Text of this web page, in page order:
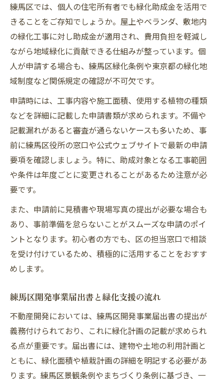
練馬区では、個人の住宅所有者でも緑化助成金を活用で
きることをご存知でしょうか。屋上やベランダ、敷地内
の緑化工事に対し助成金が適用され、費用負担を軽減し
ながら地域緑化に貢献できる仕組みが整っています。個
人が申請する場合も、練馬区緑化条例や東京都の緑化地
域制度など関係規定の確認が不可欠です。
申請時には、工事内容や施工面積、使用する植物の種類
などを詳細に記載した申請書類が求められます。不備や
記載漏れがあると審査が通らないケースも多いため、事
前に練馬区役所の窓口や公式ウェブサイトで最新の申請
要項を確認しましょう。特に、助成対象となる工事範囲
や条件は年度ごとに変更されることがあるため注意が必
要です。
また、申請前に見積書や現場写真の提出が必要な場合も
あり、事前準備を怠らないことがスムーズな申請のポイ
ントとなります。初心者の方でも、区の担当窓口で相談
を受け付けているため、積極的に活用することをおすす
めします。
練馬区開発事業届出書と緑化支援の流れ
不動産開発においては、練馬区開発事業届出書の提出が
義務付けられており、これに緑化計画の記載が求められ
る点が重要です。届出書には、建物や土地の利用計画と
ともに、緑化面積や植栽計画の詳細を明記する必要があ
ります。練馬区景観条例やまちづくり条例に基づき、一